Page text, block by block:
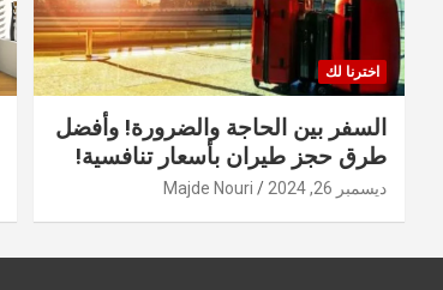
اخترنا لك
السفر بين الحاجة والضرورة! وأفضل
طرق حجز طيران بأسعار تنافسية!
ديسمبر 26, 2024 Majde Nouri